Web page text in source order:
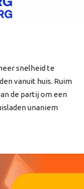
snelheid te
vanuit huis. Ruim
de partij om een
unaniem